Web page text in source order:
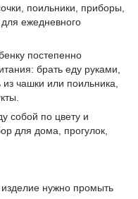
поильники, приборы,
ежедневного
постепенно
брать еду руками,
чашки или поильника,
собой по цвету и
для дома, прогулок,
нужно промыть